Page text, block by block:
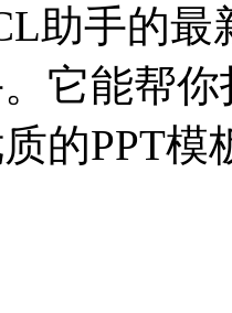
助手的
它能帮
的PPT